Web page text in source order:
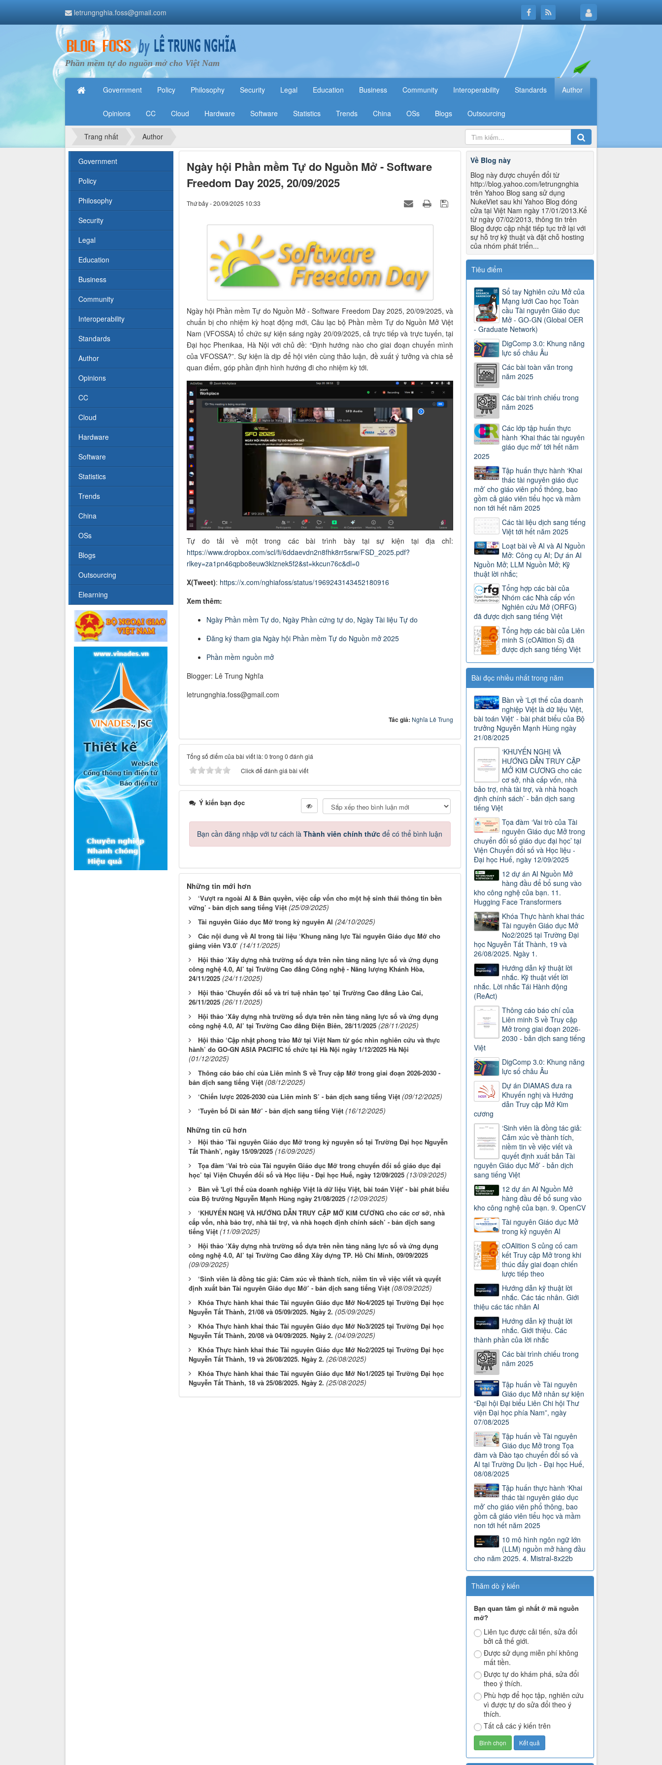
letrungnghia.foss@gmail.com
Phần mềm tự do nguồn mở cho Việt Nam
Government Policy Philosophy Security Legal Education Business Community Interoperability Standards Author
Opinions CC Cloud Hardware Software Statistics Trends China OSs Blogs Outsourcing
Trang nhất Author
Ngày hội Phần mềm Tự do Nguồn Mở - Software
Freedom Day 2025, 20/09/2025
Thứ bảy - 20/09/2025 10:33
Ngày hội Phần mềm Tự do Nguồn Mở - Software Freedom Day 2025, 20/09/2025, và
chuẩn bị cho nhiệm kỳ hoạt động mới, Câu lạc bộ Phần mềm Tự do Nguồn Mở Việt
Nam (VFOSSA) tổ chức sự kiện sáng ngày 20/09/2025, cả trực tiếp và trực tuyến, tại
Đại học Phenikaa, Hà Nội với chủ đề: “Định hướng nào cho giai đoạn chuyển mình
của VFOSSA?”. Sự kiện là dịp để hội viên cùng thảo luận, đề xuất ý tưởng và chia sẻ
quan điểm, góp phần định hình hướng đi cho nhiệm kỳ tới.
Tự do tải về một trong các bài trình bày tại sự kiện tại địa chỉ:
https://www.dropbox.com/scl/fi/6ddaevdn2n8fhk8rr5srw/FSD_2025.pdf?
rlkey=za1pn46qpbo8euw3klznek5f2&st=kkcun76c&dl=0
X(Tweet): https://x.com/nghiafoss/status/1969243143452180916
Xem thêm:
Ngày Phần mềm Tự do, Ngày Phần cứng tự do, Ngày Tài liệu Tự do
Đăng ký tham gia Ngày hội Phần mềm Tự do Nguồn mở 2025
Phần mềm nguồn mở
Blogger: Lê Trung Nghĩa
letrungnghia.foss@gmail.com
Tác giả: Nghĩa Lê Trung
Tổng số điểm của bài viết là: 0 trong 0 đánh giá
Click để đánh giá bài viết
Ý kiến bạn đọc
Bạn cần đăng nhập với tư cách là Thành viên chính thứcđể có thể bình luận
Những tin mới hơn
‘Vượt ra ngoài AI & Bản quyền, việc cấp vốn cho một hệ sinh thái thông tin bền
vững’ - bản dịch sang tiếng Việt (25/09/2025)
Tài nguyên Giáo dục Mở trong kỷ nguyên AI (24/10/2025)
Các nội dung về AI trong tài liệu ‘Khung năng lực Tài nguyên Giáo dục Mở cho
giảng viên V3.0’ (14/11/2025)
Hội thảo ‘Xây dựng nhà trường số dựa trên nền tảng năng lực số và ứng dụng
công nghệ 4.0, AI’ tại Trường Cao đẳng Công nghệ - Năng lượng Khánh Hòa,
24/11/2025 (24/11/2025)
Hội thảo ‘Chuyển đổi số và trí tuệ nhân tạo’ tại Trường Cao đẳng Lào Cai,
26/11/2025 (26/11/2025)
Hội thảo ‘Xây dựng nhà trường số dựa trên nền tảng năng lực số và ứng dụng
công nghệ 4.0, AI’ tại Trường Cao đẳng Điện Biên, 28/11/2025 (28/11/2025)
Hội thảo ‘Cập nhật phong trào Mở tại Việt Nam từ góc nhìn nghiên cứu và thực
hành’ do GO-GN ASIA PACIFIC tổ chức tại Hà Nội ngày 1/12/2025 Hà Nội
(01/12/2025)
Thông cáo báo chí của Liên minh S về Truy cập Mở trong giai đoạn 2026-2030 -
bản dịch sang tiếng Việt (08/12/2025)
‘Chiến lược 2026-2030 của Liên minh S’ - bản dịch sang tiếng Việt (09/12/2025)
‘Tuyên bố Di sản Mở’ - bản dịch sang tiếng Việt (16/12/2025)
Những tin cũ hơn
Hội thảo ‘Tài nguyên Giáo dục Mở trong kỷ nguyên số tại Trường Đại học Nguyễn
Tất Thành’, ngày 15/09/2025 (16/09/2025)
Tọa đàm ‘Vai trò của Tài nguyên Giáo dục Mở trong chuyển đổi số giáo dục đại
học’ tại Viện Chuyển đổi số và Học liệu - Đại học Huế, ngày 12/09/2025 (13/09/2025)
Bàn về 'Lợi thế của doanh nghiệp Việt là dữ liệu Việt, bài toán Việt' - bài phát biểu
của Bộ trưởng Nguyễn Mạnh Hùng ngày 21/08/2025 (12/09/2025)
‘KHUYẾN NGHỊ VÀ HƯỚNG DẪN TRUY CẬP MỞ KIM CƯƠNG cho các cơ sở, nhà
cấp vốn, nhà bảo trợ, nhà tài trợ, và nhà hoạch định chính sách’ - bản dịch sang
tiếng Việt (11/09/2025)
Hội thảo ‘Xây dựng nhà trường số dựa trên nền tảng năng lực số và ứng dụng
công nghệ 4.0, AI’ tại Trường Cao đẳng Xây dựng TP. Hồ Chí Minh, 09/09/2025
(09/09/2025)
‘Sinh viên là đồng tác giả: Cảm xúc về thành tích, niềm tin về việc viết và quyết
định xuất bản Tài nguyên Giáo dục Mở’ - bản dịch sang tiếng Việt (08/09/2025)
Khóa Thực hành khai thác Tài nguyên Giáo dục Mở No4/2025 tại Trường Đại học
Nguyễn Tất Thành, 21/08 và 05/09/2025. Ngày 2. (05/09/2025)
Khóa Thực hành khai thác Tài nguyên Giáo dục Mở No3/2025 tại Trường Đại học
Nguyễn Tất Thành, 20/08 và 04/09/2025. Ngày 2. (04/09/2025)
Khóa Thực hành khai thác Tài nguyên Giáo dục Mở No2/2025 tại Trường Đại học
Nguyễn Tất Thành, 19 và 26/08/2025. Ngày 2. (26/08/2025)
Khóa Thực hành khai thác Tài nguyên Giáo dục Mở No1/2025 tại Trường Đại học
Nguyễn Tất Thành, 18 và 25/08/2025. Ngày 2. (25/08/2025)
Về Blog này
Blog này được chuyển đổi từ
http://blog.yahoo.com/letrungnghia
trên Yahoo Blog sang sử dụng
NukeViet sau khi Yahoo Blog đóng
cửa tại Việt Nam ngày 17/01/2013.Kể
từ ngày 07/02/2013, thông tin trên
Blog được cập nhật tiếp tục trở lại với
sự hỗ trợ kỹ thuật và đặt chỗ hosting
của nhóm phát triển...
Tiêu điểm
Sổ tay Nghiên cứu Mở của
Mạng lưới Cao học Toàn
cầu Tài nguyên Giáo dục
Mở - GO-GN (Global OER
- Graduate Network)
DigComp 3.0: Khung năng
lực số châu Âu
Các bài toàn văn trong
năm 2025
Các bài trình chiếu trong
năm 2025
Các lớp tập huấn thực
hành ‘Khai thác tài nguyên
giáo dục mở’ tới hết năm
2025
Tập huấn thực hành ‘Khai
thác tài nguyên giáo dục
mở’ cho giáo viên phổ thông, bao
gồm cả giáo viên tiểu học và mầm
non tới hết năm 2025
Các tài liệu dịch sang tiếng
Việt tới hết năm 2025
Loạt bài về AI và AI Nguồn
Mở: Công cụ AI; Dự án AI
Nguồn Mở; LLM Nguồn Mở; Kỹ
thuật lời nhắc;
Tổng hợp các bài của
Nhóm các Nhà cấp vốn
Nghiên cứu Mở (ORFG)
đã được dịch sang tiếng Việt
Tổng hợp các bài của Liên
minh S (cOAlition S) đã
được dịch sang tiếng Việt
Bài đọc nhiều nhất trong năm
Bàn về 'Lợi thế của doanh
nghiệp Việt là dữ liệu Việt,
bài toán Việt' - bài phát biểu của Bộ
trưởng Nguyễn Mạnh Hùng ngày
21/08/2025
‘KHUYẾN NGHỊ VÀ
HƯỚNG DẪN TRUY CẬP
MỞ KIM CƯƠNG cho các
cơ sở, nhà cấp vốn, nhà
bảo trợ, nhà tài trợ, và nhà hoạch
định chính sách’ - bản dịch sang
tiếng Việt
Tọa đàm ‘Vai trò của Tài
nguyên Giáo dục Mở trong
chuyển đổi số giáo dục đại học’ tại
Viện Chuyển đổi số và Học liệu -
Đại học Huế, ngày 12/09/2025
12 dự án AI Nguồn Mở
hàng đầu để bổ sung vào
kho công nghệ của bạn. 11.
Hugging Face Transformers
Khóa Thực hành khai thác
Tài nguyên Giáo dục Mở
No2/2025 tại Trường Đại
học Nguyễn Tất Thành, 19 và
26/08/2025. Ngày 1.
Hướng dẫn kỹ thuật lời
nhắc. Kỹ thuật viết lời
nhắc. Lời nhắc Tái Hành động
(ReAct)
Thông cáo báo chí của
Liên minh S về Truy cập
Mở trong giai đoạn 2026-
2030 - bản dịch sang tiếng
Việt
DigComp 3.0: Khung năng
lực số châu Âu
Dự án DIAMAS đưa ra
Khuyến nghị và Hướng
dẫn Truy cập Mở Kim
cương
‘Sinh viên là đồng tác giả:
Cảm xúc về thành tích,
niềm tin về việc viết và
quyết định xuất bản Tài
nguyên Giáo dục Mở’ - bản dịch
sang tiếng Việt
12 dự án AI Nguồn Mở
hàng đầu để bổ sung vào
kho công nghệ của bạn. 9. OpenCV
Tài nguyên Giáo dục Mở
trong kỷ nguyên AI
cOAlition S củng cố cam
kết Truy cập Mở trong khi
thúc đẩy giai đoạn chiến
lược tiếp theo
Hướng dẫn kỹ thuật lời
nhắc. Các tác nhân. Giới
thiệu các tác nhân AI
Hướng dẫn kỹ thuật lời
nhắc. Giới thiệu. Các
thành phần của lời nhắc
Các bài trình chiếu trong
năm 2025
Tập huấn về Tài nguyên
Giáo dục Mở nhân sự kiện
“Đại hội Đại biểu Liên Chi hội Thư
viện Đại học phía Nam”, ngày
07/08/2025
Tập huấn về Tài nguyên
Giáo dục Mở trong Tọa
đàm và Đào tạo chuyển đổi số và
AI tại Trường Du lịch - Đại học Huế,
08/08/2025
Tập huấn thực hành ‘Khai
thác tài nguyên giáo dục
mở’ cho giáo viên phổ thông, bao
gồm cả giáo viên tiểu học và mầm
non tới hết năm 2025
10 mô hình ngôn ngữ lớn
(LLM) nguồn mở hàng đầu
cho năm 2025. 4. Mistral-8x22b
Thăm dò ý kiến
Bạn quan tâm gì nhất ở mã nguồn
mở?
Liên tục được cải tiến, sửa đổi
bởi cả thế giới.
Được sử dụng miễn phí không
mất tiền.
Được tự do khám phá, sửa đổi
theo ý thích.
Phù hợp để học tập, nghiên cứu
vì được tự do sửa đổi theo ý
thích.
Tất cả các ý kiến trên
Government
Policy
Philosophy
Security
Legal
Education
Business
Community
Interoperability
Standards
Author
Opinions
CC
Cloud
Hardware
Software
Statistics
Trends
China
OSs
Blogs
Outsourcing
Elearning